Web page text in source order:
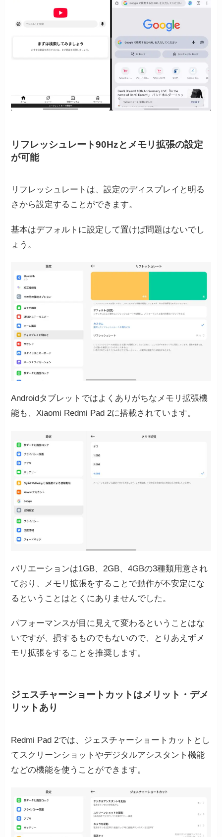
リフレッシュレート90Hzとメモリ拡張の設定
が可能
リフレッシュレートは、設定のディスプレイと明る
さから設定することができます。
基本はデフォルトに設定して置けば問題はないでし
ょう。
Androidタブレットではよくありがちなメモリ拡張機
能も、Xiaomi Redmi Pad 2に搭載されています。
バリエーションは1GB、2GB、4GBの3種類用意され
ており、メモリ拡張をすることで動作が不安定にな
るということはとくにありませんでした。
パフォーマンスが目に見えて変わるということはな
いですが、損するものでもないので、とりあえずメ
モリ拡張をすることを推奨します。
ジェスチャーショートカットはメリット・デメ
リットあり
Redmi Pad 2では、ジェスチャーショートカットとし
てスクリーンショットやデジタルアシスタント機能
などの機能を使うことができます。